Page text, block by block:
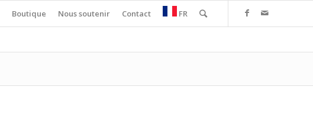
Boutique Nous soutenir Contact FR